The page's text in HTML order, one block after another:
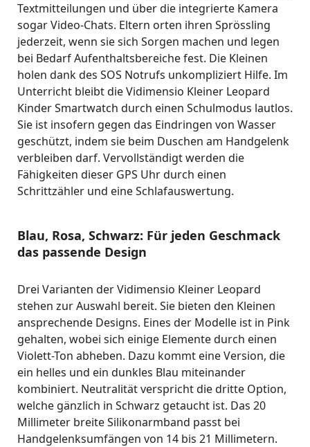
Textmitteilungen und über die integrierte Kamera
sogar Video-Chats. Eltern orten ihren Sprössling
jederzeit, wenn sie sich Sorgen machen und legen
bei Bedarf Aufenthaltsbereiche fest. Die Kleinen
holen dank des SOS Notrufs unkompliziert Hilfe. Im
Unterricht bleibt die Vidimensio Kleiner Leopard
Kinder Smartwatch durch einen Schulmodus lautlos.
Sie ist insofern gegen das Eindringen von Wasser
geschützt, indem sie beim Duschen am Handgelenk
verbleiben darf. Vervollständigt werden die
Fähigkeiten dieser GPS Uhr durch einen
Schrittzähler und eine Schlafauswertung.
Blau, Rosa, Schwarz: Für jeden Geschmack
das passende Design
Drei Varianten der Vidimensio Kleiner Leopard
stehen zur Auswahl bereit. Sie bieten den Kleinen
ansprechende Designs. Eines der Modelle ist in Pink
gehalten, wobei sich einige Elemente durch einen
Violett-Ton abheben. Dazu kommt eine Version, die
ein helles und ein dunkles Blau miteinander
kombiniert. Neutralität verspricht die dritte Option,
welche gänzlich in Schwarz getaucht ist. Das 20
Millimeter breite Silikonarmband passt bei
Handgelenksumfängen von 14 bis 21 Millimetern.